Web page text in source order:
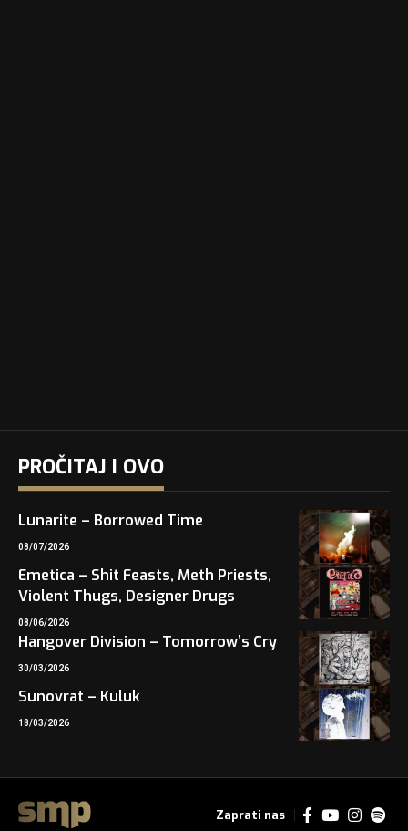
PROČITAJ I OVO
Lunarite – Borrowed Time
08/07/2026
Emetica – Shit Feasts, Meth Priests,
Violent Thugs, Designer Drugs
08/06/2026
Hangover Division – Tomorrow’s Cry
30/03/2026
Sunovrat – Kuluk
18/03/2026
Zaprati nas